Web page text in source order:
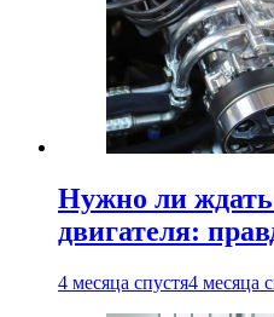
Нужно ли ждать
двигателя:
4 месяца спустя4 месяца